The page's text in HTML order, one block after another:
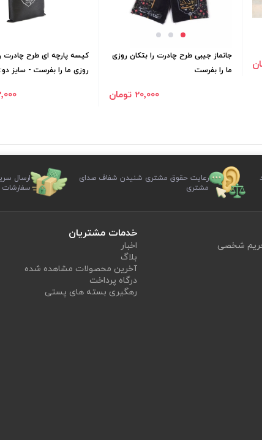
جانماز جیبی طرح چادرت را بتکان روزی
ما را بفرست
20٬000 تومان
کیسه پارچه ای طرح چادرت
روزی ما را بفرست - سایز دو: 25*35
22٬000
رعایت حقوق مشتری شنیدن شفاف صدای
مشتری
ارسال
سفارشات
شخصی
خدمات مشتریان
اخبار
بلاگ
آخرین محصولات مشاهده شده
درگاه پرداخت
رهگیری بسته های پستی